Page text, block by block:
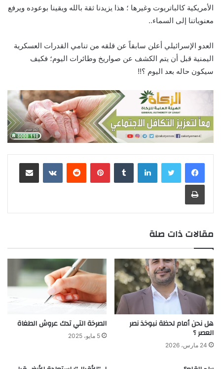
الأمريكية كالباتريوت وغيرها ؛ هذا يزيدنا ثقة بالله ويقينا بوعوده ويرفع
معنوياتنا إلى السماء..
العدو الإسرائيلي أعلن سابقاً عن قلقه من تنامي القدرات العسكرية
اليمنية قبل أن يتم الكشف عن صواريخ وطائرات اليوم؛ فكيف
سيكون حاله بعد اليوم ؟!!
لينكدإن بينتيريست
مقالات ذات صلة
هل نحن أمام لحظة نبوخذ نصر
العصر ؟
24 مارس، 2026
الصرخة التي تدك عروش الطغاة
5 مايو، 2025